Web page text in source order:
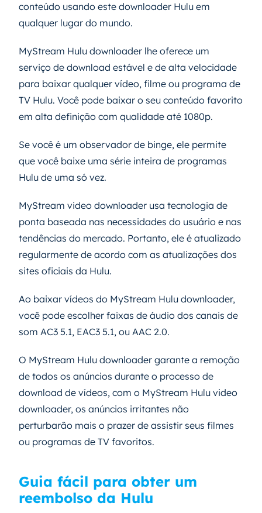
conteúdo usando este downloader Hulu em
qualquer lugar do mundo.
MyStream Hulu downloader lhe oferece um
serviço de download estável e de alta velocidade
para baixar qualquer vídeo, filme ou programa de
TV Hulu. Você pode baixar o seu conteúdo favorito
em alta definição com qualidade até 1080p.
Se você é um observador de binge, ele permite
que você baixe uma série inteira de programas
Hulu de uma só vez.
MyStream video downloader usa tecnologia de
ponta baseada nas necessidades do usuário e nas
tendências do mercado. Portanto, ele é atualizado
regularmente de acordo com as atualizações dos
sites oficiais da Hulu.
Ao baixar vídeos do MyStream Hulu downloader,
você pode escolher faixas de áudio dos canais de
som AC3 5.1, EAC3 5.1, ou AAC 2.0.
O MyStream Hulu downloader garante a remoção
de todos os anúncios durante o processo de
download de vídeos, com o MyStream Hulu video
downloader, os anúncios irritantes não
perturbarão mais o prazer de assistir seus filmes
ou programas de TV favoritos.
Guia fácil para obter um
reembolso da Hulu